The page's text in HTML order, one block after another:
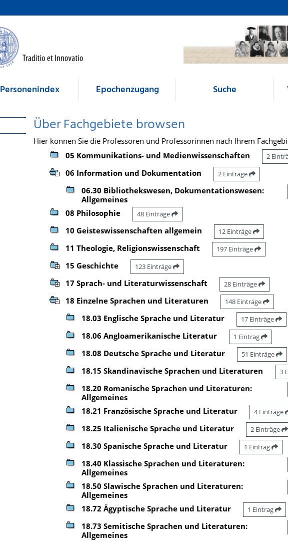
Personenindex Epochenzugang Suche
Über Fachgebiete browsen
Hier können Sie die Professoren und Professorinnen nach Ihrem
05 Kommunikations- und Medienwissenschaften
2
06 Information und Dokumentation 2 Einträge
06.30 Bibliothekswesen, Dokumentationswesen:
Allgemeines
08 Philosophie 48 Einträge
10 Geisteswissenschaften allgemein 12 Einträge
11 Theologie, Religionswissenschaft 197 Einträge
15 Geschichte 123 Einträge
17 Sprach- und Literaturwissenschaft 28 Einträge
18 Einzelne Sprachen und Literaturen 148 Einträge
18.03 Englische Sprache und Literatur 17 Einträge
18.06 Angloamerikanische Literatur 1 Eintrag
18.08 Deutsche Sprache und Literatur 51 Einträge
18.15 Skandinavische Sprachen und Literaturen 3
18.20 Romanische Sprachen und Literaturen:
Allgemeines
18.21 Französische Sprache und Literatur 4 Einträge
18.25 Italienische Sprache und Literatur 2 Einträge
18.30 Spanische Sprache und Literatur 1 Eintrag
18.40 Klassische Sprachen und Literaturen:
Allgemeines
18.50 Slawische Sprachen und Literaturen:
Allgemeines
18.72 Ägyptische Sprache und Literatur 1 Eintrag
18.73 Semitische Sprachen und Literaturen:
Allgemeines